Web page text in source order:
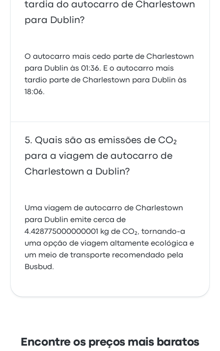
tardia do autocarro de Charlestown
para Dublin?
O autocarro mais cedo parte de Charlestown
para Dublin às 01:36. E o autocarro mais
tardio parte de Charlestown para Dublin às
18:06.
Quais são as emissões de CO₂
para a viagem de autocarro de
Charlestown a Dublin?
Uma viagem de autocarro de Charlestown
para Dublin emite cerca de
4.428775000000001 kg de CO₂, tornando-a
uma opção de viagem altamente ecológica e
um meio de transporte recomendado pela
Busbud.
Encontre os preços mais baratos